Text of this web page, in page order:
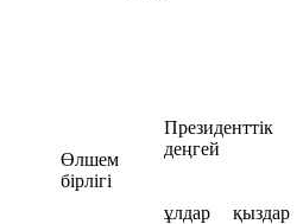
Өлшем
бірлігі
Президенттік
деңгей
ұлдар қыздар